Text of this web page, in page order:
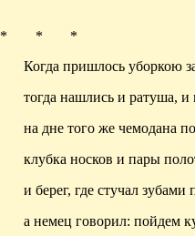
* * *
Когда пришлось уборкою
тогда нашлись и ратуша, и
на дне того же чемодана
клубка носков и пары
и берег, где стучал зубами
а немец говорил: пойдем